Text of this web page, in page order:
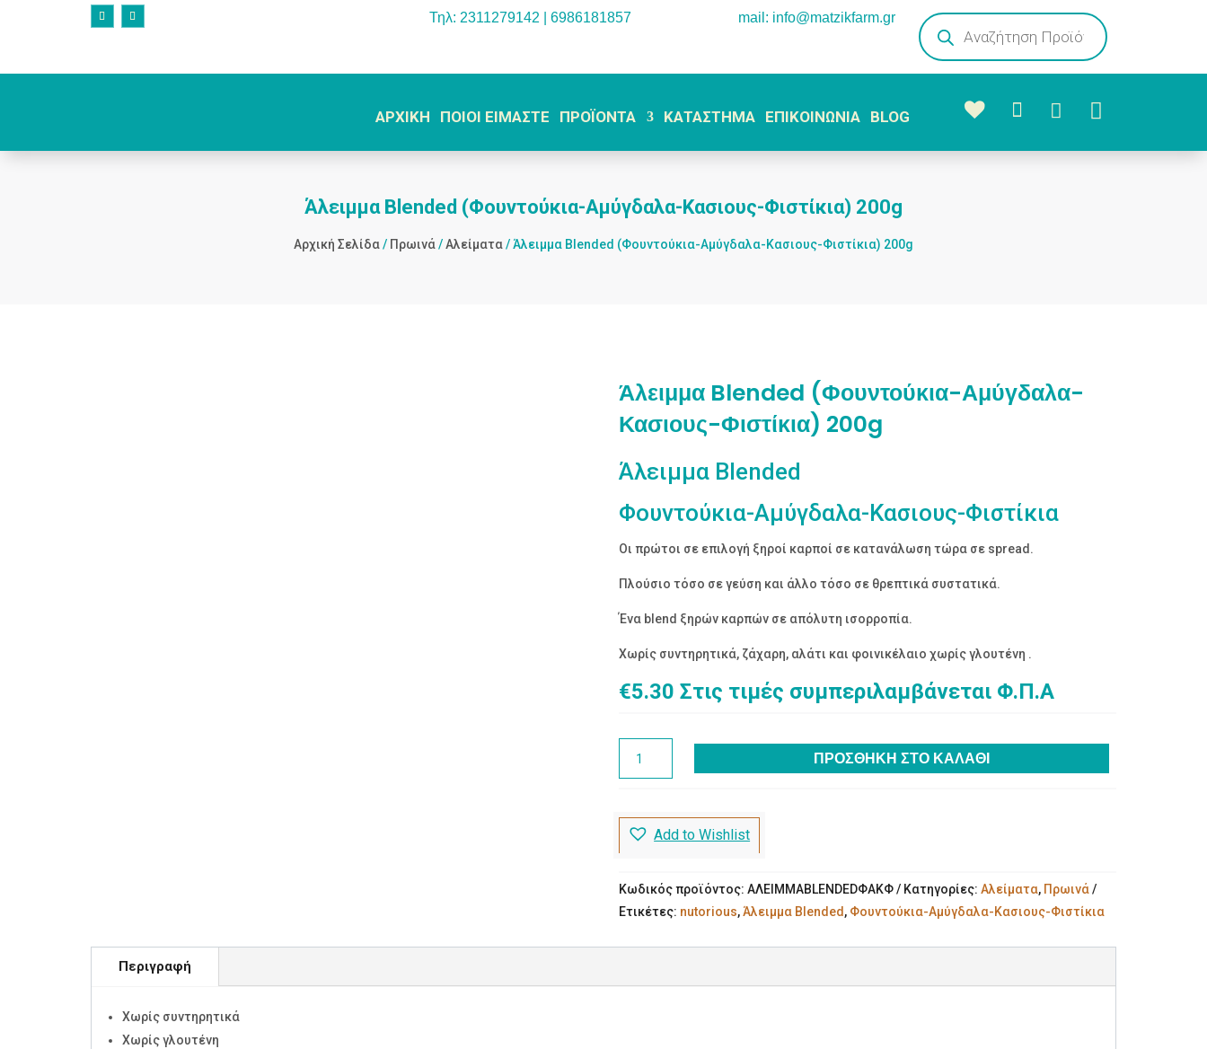
Τηλ: 2311279142 | 6986181857 mail: info@matzikfarm.gr
Products
search
ΑΡΧΙΚΗ ΠΟΙΟΙ ΕΙΜΑΣΤΕ ΠΡΟΪΟΝΤΑ ΚΑΤΑΣΤΗΜΑ ΕΠΙΚΟΙΝΩΝΙΑ BLOG   
Άλειμμα Blended (Φουντούκια-Αμύγδαλα-Κασιους-Φιστίκια) 200g
Αρχική Σελίδα/ Πρωινά/Αλείματα/ Άλειμμα Blended (Φουντούκια-Αμύγδαλα-Κασιους-Φιστίκια) 200g
Άλειμμα Blended (Φουντούκια-Αμύγδαλα-
Κασιους-Φιστίκια) 200g
Άλειμμα Blended
Φουντούκια-Αμύγδαλα-Κασιους-Φιστίκια
Οι πρώτοι σε επιλογή ξηροί καρποί σε κατανάλωση τώρα σε spread.
Πλούσιο τόσο σε γεύση και άλλο τόσο σε θρεπτικά συστατικά.
Ένα blend ξηρών καρπών σε απόλυτη ισορροπία.
Χωρίς συντηρητικά, ζάχαρη, αλάτι και φοινικέλαιο χωρίς γλουτένη .
€5.30 Στις τιμές συμπεριλαμβάνεται Φ.Π.Α
Αμύγδαλα-
Κασιους-
200g
ποσότητα
ΠΡΟΣΘΉΚΗ ΣΤΟ ΚΑΛΆΘΙ
Add to Wishlist
Κωδικός προϊόντος:ΑΛΕΙΜΜΑBLENDEDΦΑΚΦ Κατηγορίες:Αλείματα, Πρωινά
Ετικέτες: nutorious,Άλειμμα Blended , Φουντούκια-Αμύγδαλα-Κασιους-Φιστίκια
Περιγραφή
Χωρίς συντηρητικά
Χωρίς γλουτένη